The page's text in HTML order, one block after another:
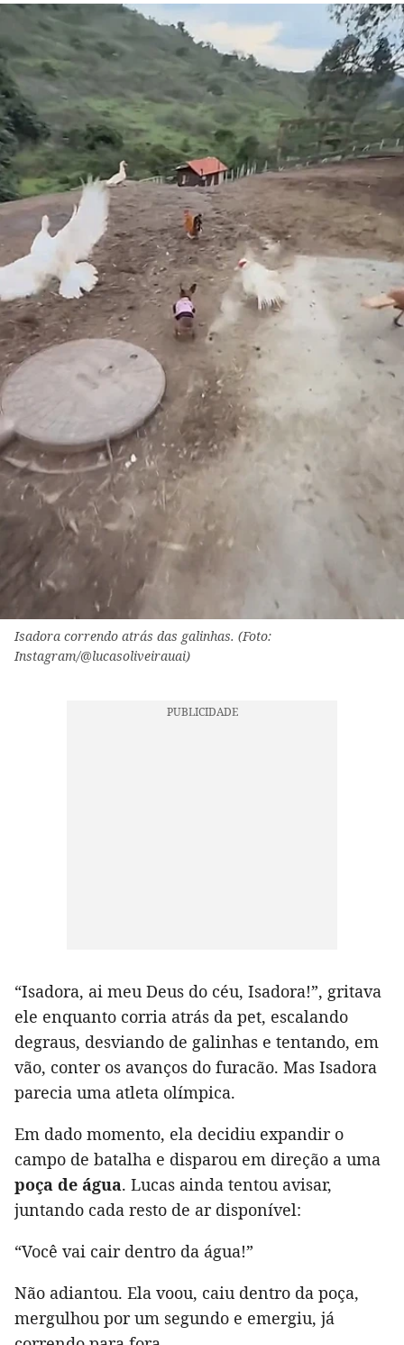
Isadora correndo atrás das galinhas. (Foto:
Instagram/@lucasoliveirauai)
“Isadora, ai meu Deus do céu, Isadora!”, gritava
ele enquanto corria atrás da pet, escalando
degraus, desviando de galinhas e tentando, em
vão, conter os avanços do furacão. Mas Isadora
parecia uma atleta olímpica.
Em dado momento, ela decidiu expandir o
campo de batalha e disparou em direção a uma
poça de água. Lucas ainda tentou avisar,
juntando cada resto de ar disponível:
“Você vai cair dentro da água!”
Não adiantou. Ela voou, caiu dentro da poça,
mergulhou por um segundo e emergiu, já